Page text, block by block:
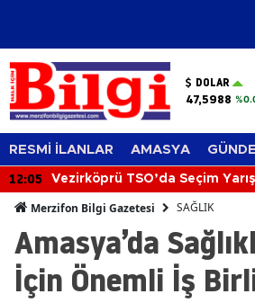
DOLAR
47,5988
RESMİ İLANLAR AMASYA
12:05 Vezirköprü TSO’da Seçim
Merzifon Bilgi Gazetesi SAĞLIK
Amasya’da
İçin Önemli İş